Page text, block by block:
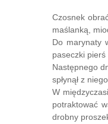
Czosnek
maślanką,
Do marynaty
paseczki
Następnego
spłynął z
W
potraktować
drobny